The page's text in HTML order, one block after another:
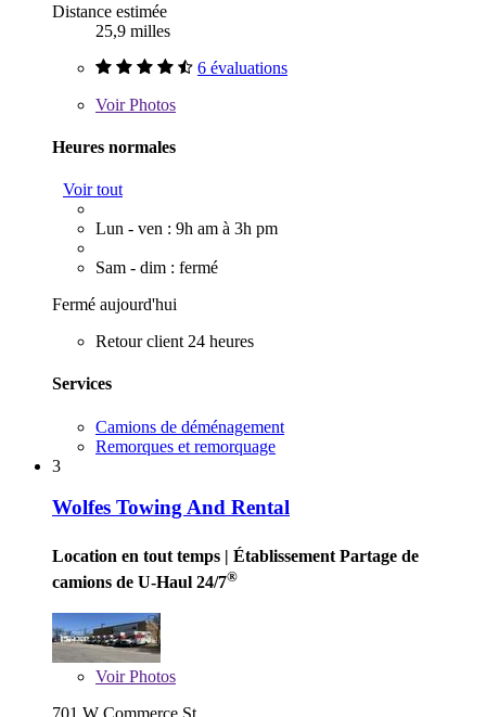
Distance estimée
25,9 milles
6 évaluations
VoirPhotos
Heures normales
Voir tout
Lun - ven : 9h am à 3h pm
Sam - dim : fermé
Fermé aujourd'hui
Retour client 24 heures
Services
Camions de déménagement
Remorques et remorquage
3
Wolfes Towing And Rental
Location en tout temps | Établissement Partage de
camions de U-Haul 24/7®
VoirPhotos